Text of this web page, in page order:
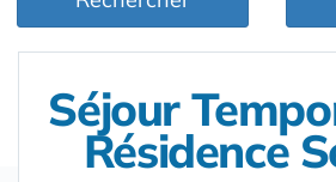
Séjour
Résidence